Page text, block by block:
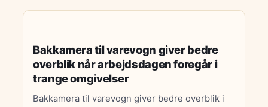
Bakkamera til varevogn giver bedre
overblik når arbejdsdagen foregår i
trange omgivelser
Bakkamera til varevogn giver bedre overblik i